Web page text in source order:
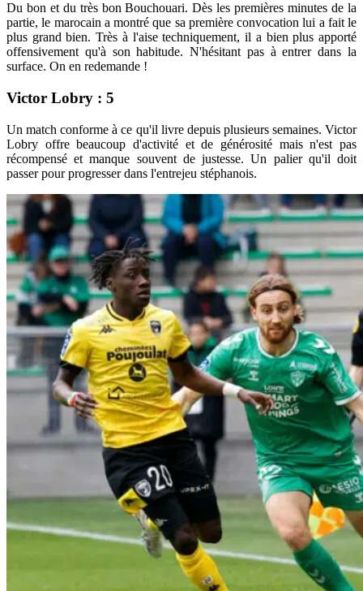
Du bon et du très bon Bouchouari. Dès les premières minutes de la
partie, le marocain a montré que sa première convocation lui a fait le
plus grand bien. Très à l'aise techniquement, il a bien plus apporté
offensivement qu'à son habitude. N'hésitant pas à entrer dans la
surface. On en redemande !
Victor Lobry : 5
Un match conforme à ce qu'il livre depuis plusieurs semaines. Victor
Lobry offre beaucoup d'activité et de générosité mais n'est pas
récompensé et manque souvent de justesse. Un palier qu'il doit
passer pour progresser dans l'entrejeu stéphanois.